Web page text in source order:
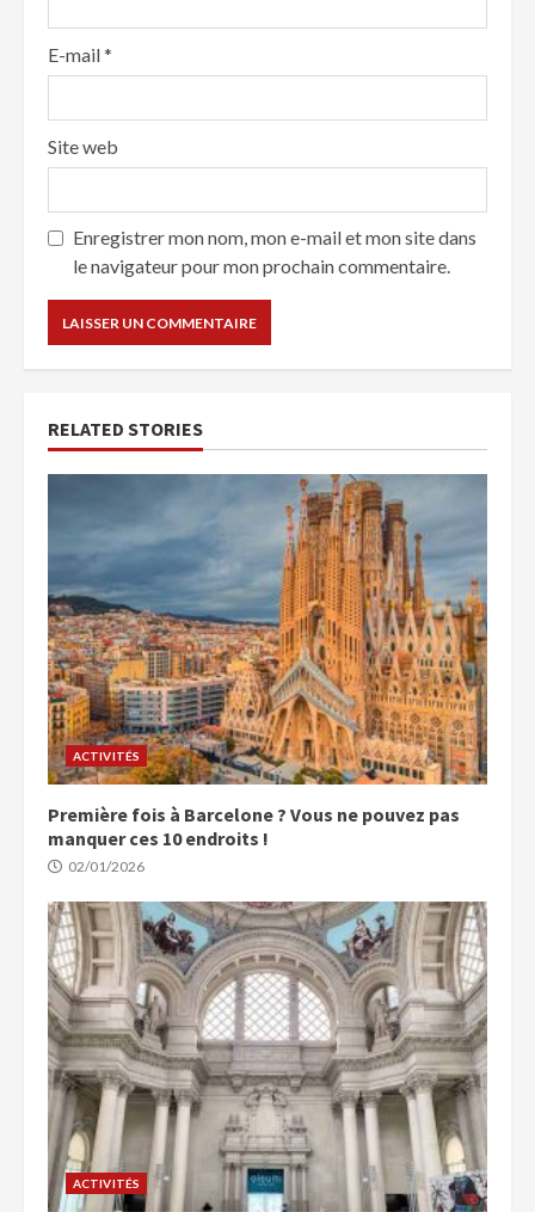
E-mail*
Site web
Enregistrer mon nom, mon e-mail et mon site dans
le navigateur pour mon prochain commentaire.
RELATED STORIES
ACTIVITÉS
Première fois à Barcelone ? Vous ne pouvez pas
manquer ces 10 endroits !
02/01/2026
ACTIVITÉS